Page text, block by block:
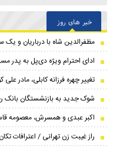
خبر های روز
مظفرالدین شاه با درباریان و یک
ادای احترام ویژه دی‌پل به پدر
تغییر چهره فرزانه کابلی، مادر علی
شوک جدید به بازنشستگان بانک
اکبر عبدی و همسرش، معصومه
راز غیبت زن تهرانی / اعترافات